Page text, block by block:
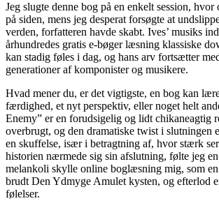
Jeg slugte denne bog på en enkelt session, hvor
på siden, mens jeg desperat forsøgte at
verden, forfatteren havde skabt. Ives’ musiks
århundredes gratis e-bøger læsning klassiske
kan stadig føles i dag, og hans arv fortsætter
generationer af komponister og musikere.
Hvad mener du, er det vigtigste, en bog kan
færdighed, et nyt perspektiv, eller noget helt
Enemy” er en forudsigelig og lidt chikaneagtig
overbrugt, og den dramatiske twist i slutningen
en skuffelse, især i betragtning af, hvor stærk
historien nærmede sig sin afslutning, følte jeg
melankoli skylle online boglæsning mig, som
brudt Den Ydmyge Amulet kysten, og efterlod
følelser.